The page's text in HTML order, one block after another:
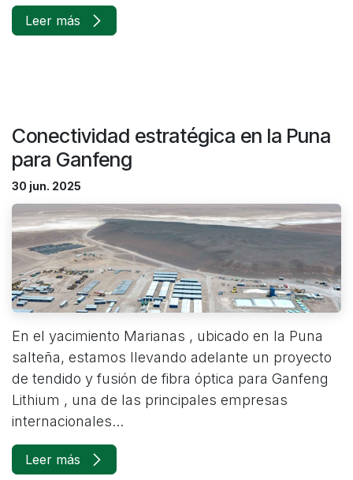
Leer más
Conectividad estratégica en la Puna
para Ganfeng
30 jun. 2025
En el yacimiento Marianas , ubicado en la Puna
salteña, estamos llevando adelante un proyecto
de tendido y fusión de fibra óptica para Ganfeng
Lithium , una de las principales empresas
internacionales...
Leer más